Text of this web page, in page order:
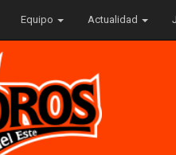
Equipo Actualidad